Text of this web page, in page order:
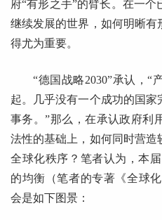
府“有形之手”的臂长。在一
继续发展的世界，如何明晰
得尤为重要。
“德国战略2030”承认，“
起。几乎没有一个成功的国
事务。”那么，在承认政府利
法性的基础上，如何同时营
全球化秩序？笔者认为，本
的均衡（笔者的专著《全球
会是如下图景：